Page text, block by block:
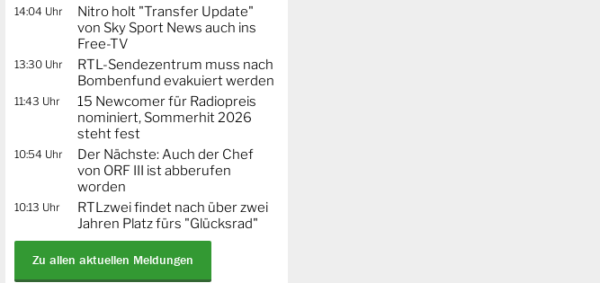
14:04 Uhr
Nitro holt "Transfer Update"
von Sky Sport News auch ins
Free-TV
13:30 Uhr
RTL-Sendezentrum muss nach
Bombenfund evakuiert werden
11:43 Uhr
15 Newcomer für Radiopreis
nominiert, Sommerhit 2026
steht fest
10:54 Uhr
Der Nächste: Auch der Chef
von ORF III ist abberufen
worden
10:13 Uhr
RTLzwei findet nach über zwei
Jahren Platz fürs "Glücksrad"
Zu allen aktuellen Meldungen